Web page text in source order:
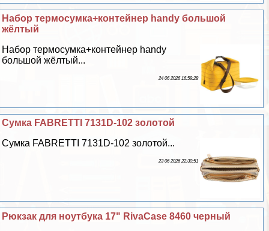
Набор термосумка+контейнер handy большой
жёлтый
Набор термосумка+контейнер handy
большой жёлтый...
24 06 2026 16:59:28
Сумка FABRETTI 7131D-102 золотой
Сумка FABRETTI 7131D-102 золотой...
23 06 2026 22:30:51
Рюкзак для ноутбука 17" RivaCase 8460 черный